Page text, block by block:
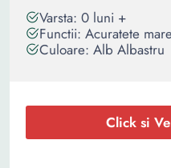
Varsta: 0 luni +
Functii: Acuratete mare
Culoare: Alb Albastru
Click si